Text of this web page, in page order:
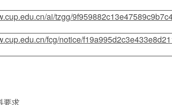
ai/tzgg/
fcg/notice/
要求